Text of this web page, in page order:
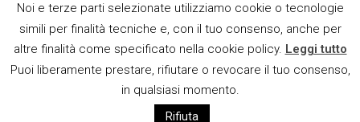
CI TROVI ANCHE SU
Noi e terze parti selezionate utilizziamo cookie o tecnologie
simili per finalità tecniche e, con il tuo consenso, anche per
altre finalità come specificato nella cookie policy. Leggi tutto
Puoi liberamente prestare, rifiutare o revocare il tuo consenso,
in qualsiasi momento.
Rifiuta